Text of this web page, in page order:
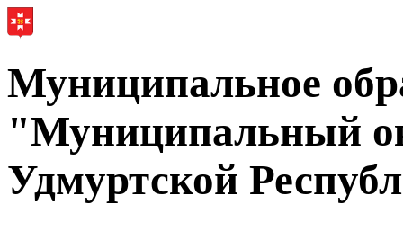
Муниципальное
"Муниципальный
Удмуртской